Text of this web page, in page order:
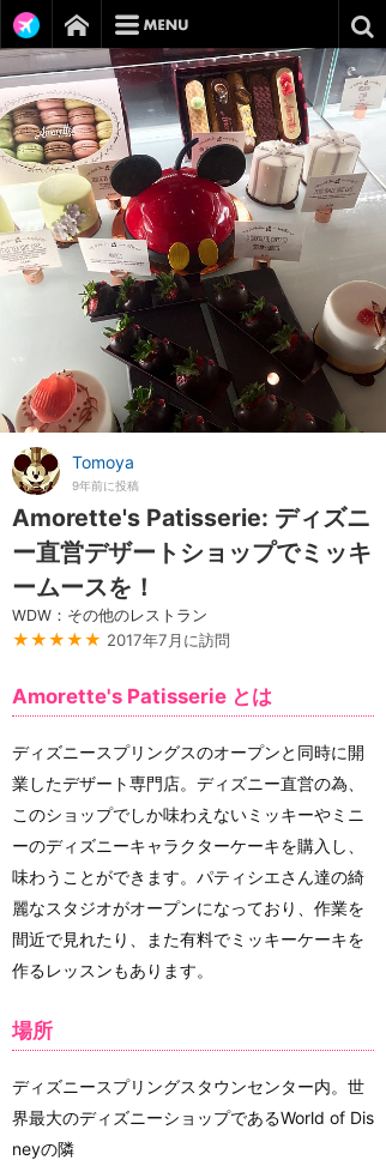
Tomoya
9年前に投稿
Amorette's Patisserie: ディズニ
ー直営デザートショップでミッキ
ームースを！
WDW：その他のレストラン
★★★★★ 2017年7月に訪問
Amorette's Patisserie とは
ディズニースプリングスのオープンと同時に開
業したデザート専門店。ディズニー直営の為、
このショップでしか味わえないミッキーやミニ
ーのディズニーキャラクターケーキを購入し、
味わうことができます。パティシエさん達の綺
麗なスタジオがオープンになっており、作業を
間近で見れたり、また有料でミッキーケーキを
作るレッスンもあります。
場所
ディズニースプリングスタウンセンター内。世
界最大のディズニーショップであるWorld of Dis
neyの隣